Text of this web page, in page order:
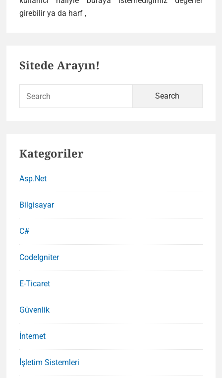
girebilir ya da harf ,
Harf
Sitede Arayın!
Kategoriler
Asp.Net
Bilgisayar
C#
CodeIgniter
E-Ticaret
Güvenlik
İnternet
İşletim Sistemleri